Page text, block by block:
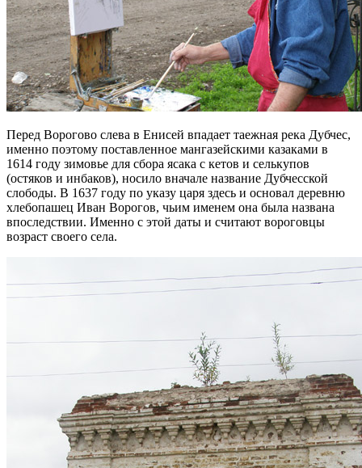
Перед Ворогово слева в Енисей впадает таежная река Дубчес,
именно поэтому поставленное мангазейскими казаками в
1614 году зимовье для сбора ясака с кетов и селькупов
(остяков и инбаков), носило вначале название Дубчесской
слободы. В 1637 году по указу царя здесь и основал деревню
хлебопашец Иван Ворогов, чьим именем она была названа
впоследствии. Именно с этой даты и считают вороговцы
возраст своего села.